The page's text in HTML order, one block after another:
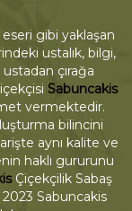
gibi yaklaşan
ustalık, bilgi,
çırağa
Sabuncakis
vermektedir.
bilincini
aynı kalite ve
haklı gururunu
Çiçekçilik Sabaş
Sabuncakis